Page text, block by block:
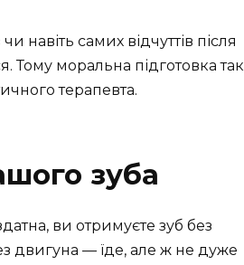
навіть самих відчуттів після
Тому моральна підготовка так
терапевта.
зуба
ви отримуєте зуб без
двигуна — їде, але ж не дуже